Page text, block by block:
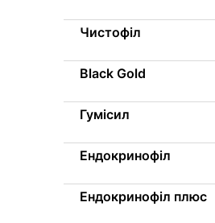
Чистофіл
Black Gold
Гумісил
Ендокринофіл
Ендокринофіл плюс